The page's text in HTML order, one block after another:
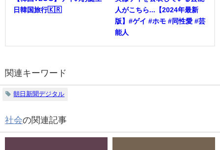
日韓国旅行🇰🇷
人がこちら...【2024年最新
版】#ゲイ #ホモ #同性愛 #芸
能人
関連キーワード
朝日新聞デジタル
社会の関連記事